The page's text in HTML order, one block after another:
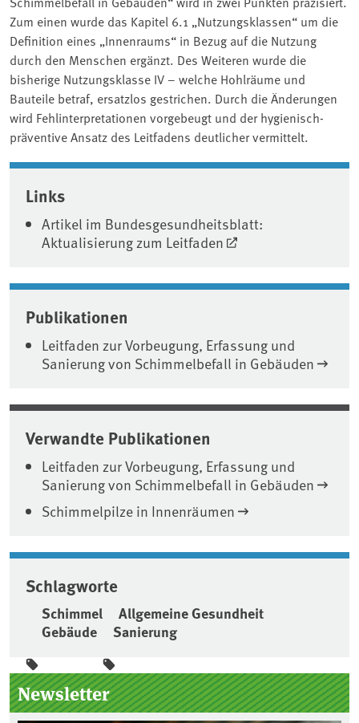
Zum einen wurde das Kapitel 6.1 „Nutzungsklassen“ um die
Definition eines „Innenraums“ in Bezug auf die Nutzung
durch den Menschen ergänzt. Des Weiteren wurde die
bisherige Nutzungsklasse IV – welche Hohlräume und
Bauteile betraf, ersatzlos gestrichen. Durch die Änderungen
wird Fehlinterpretationen vorgebeugt und der hygienisch-
präventive Ansatz des Leitfadens deutlicher vermittelt.
Associated content
Links
Artikel im Bundesgesundheitsblatt:
Aktualisierung zum Leitfaden
Publikationen
Leitfaden zur Vorbeugung, Erfassung und
Sanierung von Schimmelbefall in Gebäuden
Verwandte Publikationen
Leitfaden zur Vorbeugung, Erfassung und
Sanierung von Schimmelbefall in Gebäuden
Schimmelpilze in Innenräumen
Schlagworte
Schimmel
Allgemeine Gesundheit
Gebäude
Sanierung
Seitenleiste
Newsletter